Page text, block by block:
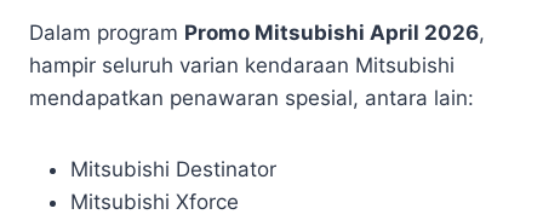
Dalam program Promo Mitsubishi April 2026,
hampir seluruh varian kendaraan Mitsubishi
mendapatkan penawaran spesial, antara lain:
Mitsubishi Destinator
Mitsubishi Xforce